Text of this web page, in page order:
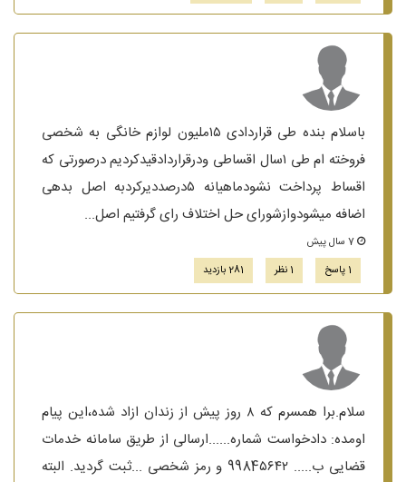
باسلام بنده طی قراردادی ۱۵ملیون لوازم خانگی به شخصی
فروخته ام طی ۱سال اقساطی ودرقراردادقیدکردیم درصورتی که
اقساط پرداخت نشودماهیانه ۵درصددیرکردبه اصل بدهی
اضافه میشودوازشورای حل اختلاف رای گرفتیم اصل...
1 پاسخ
1 نظر 281 بازدید
سلام.برا همسرم که ۸ روز پیش از زندان ازاد شده،این پیام
اومده: دادخواست شماره......ارسالی از طریق سامانه خدمات
قضایی ب..... 9984۵۶۴۲ و رمز شخصی ...ثبت گردید. البته